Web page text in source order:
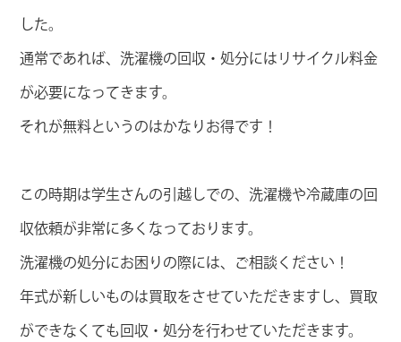
した。
通常であれば、洗濯機の回収・処分にはリサイクル料金
が必要になってきます。
それが無料というのはかなりお得です！
この時期は学生さんの引越しでの、洗濯機や冷蔵庫の回
収依頼が非常に多くなっております。
洗濯機の処分にお困りの際には、ご相談ください！
年式が新しいものは買取をさせていただきますし、買取
ができなくても回収・処分を行わせていただきます。